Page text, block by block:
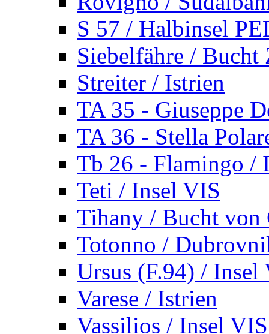
S 57 / Halbinsel
Siebelfähre / Bucht
Streiter / Istrien
TA 35 - Giuseppe
TA 36 - Stella
Tb 26 - Flamingo /
Teti / Insel VIS
Tihany / Bucht von
Totonno /
Ursus (F.94) / Insel
Varese / Istrien
Vassilios / Insel VIS